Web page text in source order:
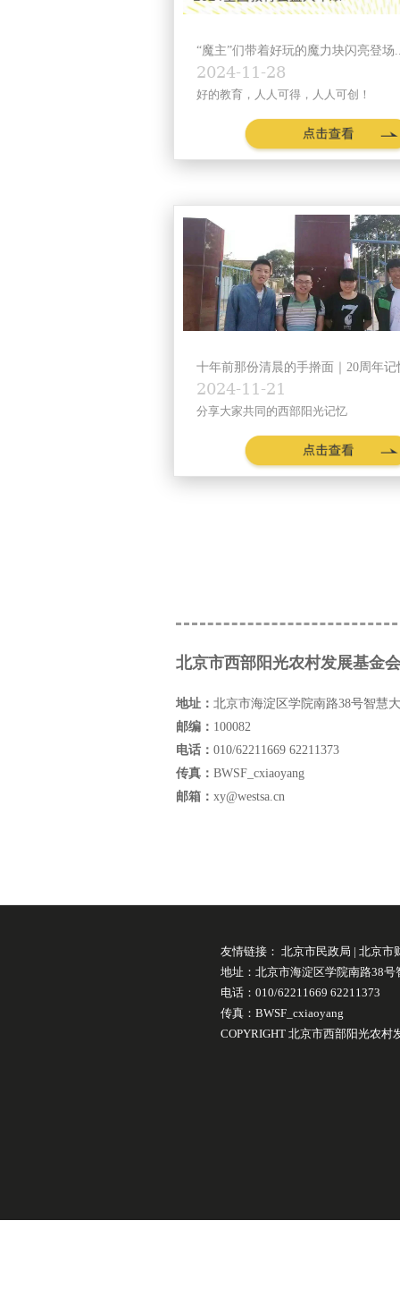
“魔主”们带着好玩的魔力块闪亮登场
2024-11-28
好的教育，人人可得，人人可创！
十年前那份清晨的手擀面｜20周年记
2024-11-21
分享大家共同的西部阳光记忆
北京市西部阳光农村发展基金会
地址： 北京市海淀区学院南路38号智慧
邮编： 100082
电话： 010/62211669 62211373
传真： BWSF_cxiaoyang
邮箱： xy@westsa.cn
友情链接： 北京市民政局 | 北京市
地址：北京市海淀区学院南路38号
电话：010/62211669 62211373
传真：BWSF_cxiaoyang
COPYRIGHT 北京市西部阳光农村